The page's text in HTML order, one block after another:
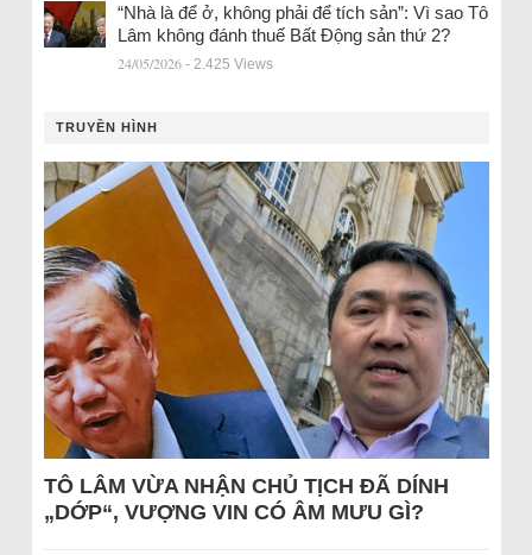
“Nhà là để ở, không phải để tích sản”: Vì sao Tô
Lâm không đánh thuế Bất Động sản thứ 2?
24/05/2026 - 2.425 Views
TRUYỀN HÌNH
TÔ LÂM VỪA NHẬN CHỦ TỊCH ĐÃ DÍNH
„DỚP“, VƯỢNG VIN CÓ ÂM MƯU GÌ?